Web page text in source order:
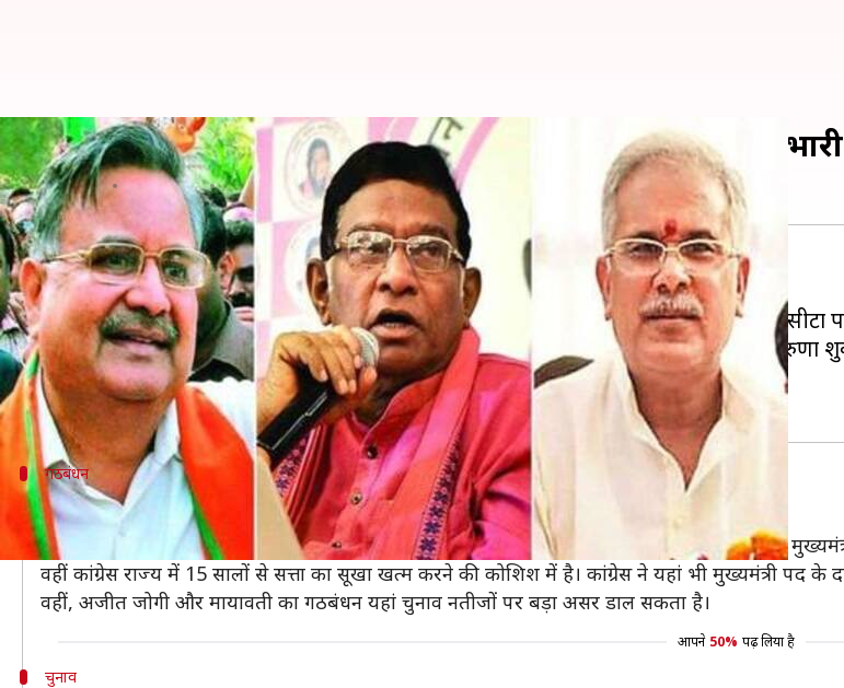
छत्तीसगढ़ विधानसभा चुनाव नतीजेः शुरूआती रूझानों में कांग्रेस को
लेखन प्रमोद कुमार Dec 11, 2018 11:05 am
क्या है खबर?
छत्तीसगढ़ विधानसभा चुनाव नतीजों के रूझान आने शुरू हो गए हैं।
शुरुआती रूझानों के मुताबिक, 90 विधानसभा सीटों वाले राज्य में कांग्रेस 54 सीटों और भाजपा 23 सीटों
राज्य के मुख्यमंत्री रमन सिंह अपनी राजनांदगांव सीट पर आगे चल रहे हैं। उन्हें कांग्रेस उम्मीदवार करुणा
वाजपेयी की भतीजी हैं।
गठबंधन
छत्तीसगढ़ में अजीत जोगी-मायावती की बड़ी भूमिका
छत्तीसगढ़ में भाजपा मध्यप्रदेश की तरह लगातार चौथी बार सरकार बनाने के प्रयास में है। यहां तीन बार से
वहीं कांग्रेस राज्य में 15 सालों से सत्ता का सूखा खत्म करने की कोशिश में है। कांग्रेस ने यहां भी मुख्यमंत्री पद के
वहीं, अजीत जोगी और मायावती का गठबंधन यहां चुनाव नतीजों पर बड़ा असर डाल सकता है।
आपने 50% पढ़ लिया है
चुनाव